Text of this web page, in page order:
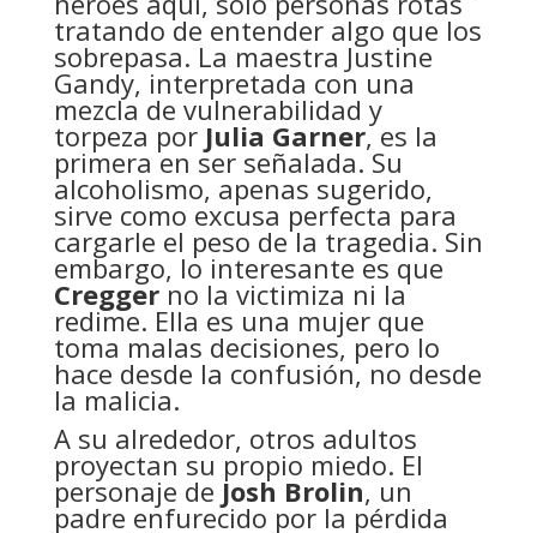
tratando de entender algo que los
sobrepasa. La maestra Justine
Gandy, interpretada con una
mezcla de vulnerabilidad y
torpeza por Julia Garner, es la
primera en ser señalada. Su
alcoholismo, apenas sugerido,
sirve como excusa perfecta para
cargarle el peso de la tragedia. Sin
embargo, lo interesante es que
Creggerno la victimiza ni la
redime. Ella es una mujer que
toma malas decisiones, pero lo
hace desde la confusión, no desde
la malicia.
A su alrededor, otros adultos
proyectan su propio miedo. El
personaje de Josh Brolin, un
padre enfurecido por la pérdida